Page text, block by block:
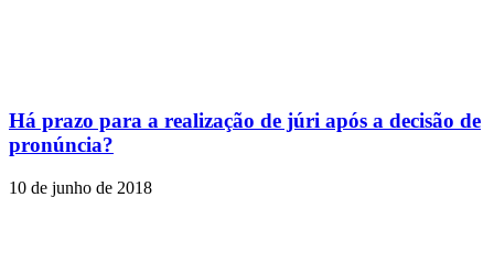
Há prazo para a realização de júri após a decisão de
pronúncia?
10 de junho de 2018